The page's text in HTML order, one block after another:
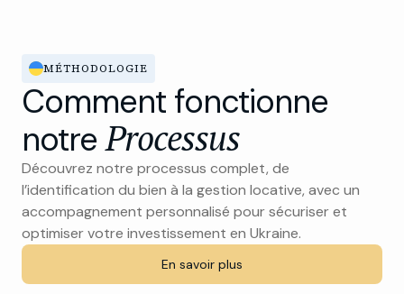
MÉTHODOLOGIE
Comment fonctionne
notreProcessus
Découvrez notre processus complet, de
l’identification du bien à la gestion locative, avec un
accompagnement personnalisé pour sécuriser et
optimiser votre investissement en Ukraine.
En savoir plus